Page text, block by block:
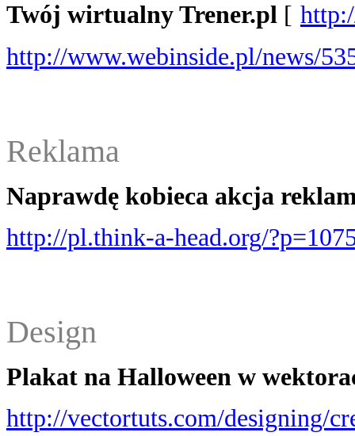
Twój wirtualny Trener.pl [
http://www.webinside.pl/news/
Reklama
Naprawdę kobieca akcja
http://pl.think-a-head.org/
Design
Plakat na Halloween w
http://vectortuts.com/designing/